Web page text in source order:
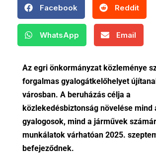
Facebook Reddit
WhatsApp Email
Az egri önkormányzat közleménye
forgalmas gyalogátkelőhelyet
városban. A beruházás célja a
közlekedésbiztonság növelése mind
gyalogosok, mind a járművek
munkálatok várhatóan 2025.
befejeződnek.